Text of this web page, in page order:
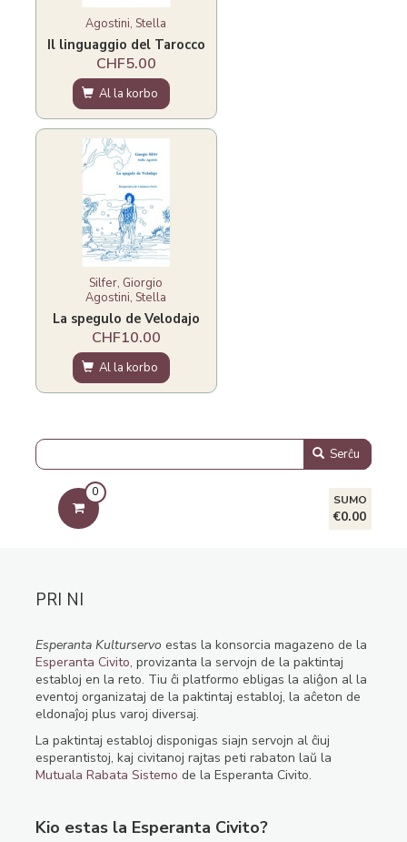
Agostini, Stella
Il linguaggio del Tarocco
CHF5.00
Al la korbo
Silfer, Giorgio
Agostini, Stella
La spegulo de Velodajo
CHF10.00
Al la korbo
Serĉu
0
SUMO
€0.00
PRI NI
Esperanta Kulturservo estas la konsorcia magazeno de la
Esperanta Civito, provizanta la servojn de la paktintaj
establoj en la reto. Tiu ĉi platformo ebligas la aliĝon al la
eventoj organizataj de la paktintaj establoj, la aĉeton de
eldonaĵoj plus varoj diversaj.
La paktintaj establoj disponigas siajn servojn al ĉiuj
esperantistoj, kaj civitanoj rajtas peti rabaton laŭ la
Mutuala Rabata Sistemo de la Esperanta Civito.
Kio estas la Esperanta Civito?